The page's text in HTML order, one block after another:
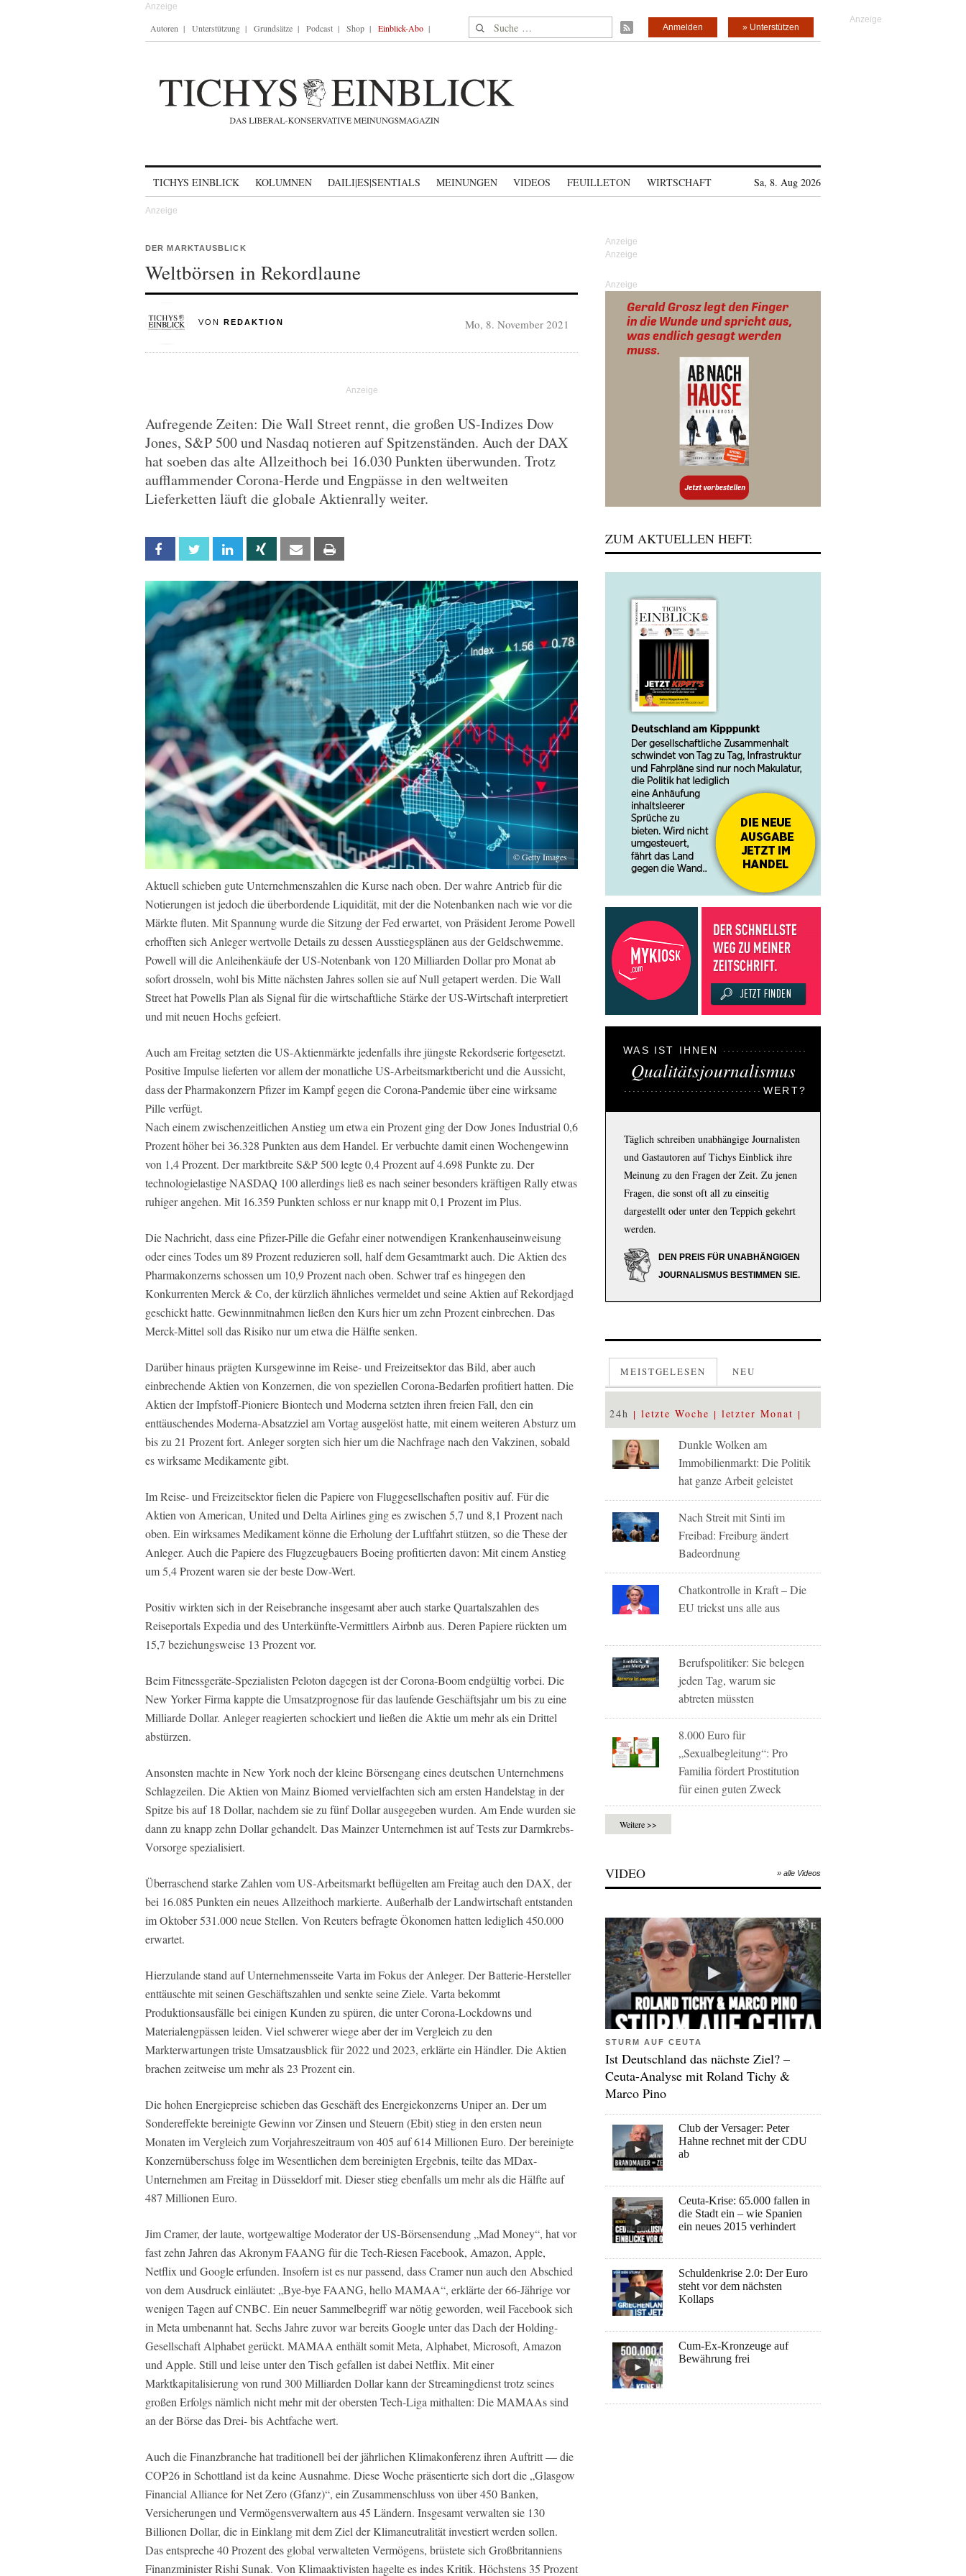
Autoren Unterstützung Grundsätze Podcast Shop Einblick-Abo Suche nach: » Unterstützen
Anmelden
TICHYS EINBLICK KOLUMNEN DAILI|ES|SENTIALS MEINUNGEN VIDEOS FEUILLETON WIRTSCHAFT Sa, 8. Aug 2026
DER MARKTAUSBLICK
Weltbörsen in Rekordlaune
VON REDAKTION Mo, 8. November 2021
Aufregende Zeiten: Die Wall Street rennt, die großen US-Indizes Dow
Jones, S&P 500 und Nasdaq notieren auf Spitzenständen. Auch der DAX
hat soeben das alte Allzeithoch bei 16.030 Punkten überwunden. Trotz
aufflammender Corona-Herde und Engpässe in den weltweiten
Lieferketten läuft die globale Aktienrally weiter.
Facebook Twitter Linkedin Xing Email
© Getty Images
Aktuell schieben gute Unternehmenszahlen die Kurse nach oben. Der wahre Antrieb für die
Notierungen ist jedoch die überbordende Liquidität, mit der die Notenbanken nach wie vor die
Märkte fluten. Mit Spannung wurde die Sitzung der Fed erwartet, von Präsident Jerome Powell
erhofften sich Anleger wertvolle Details zu dessen Ausstiegsplänen aus der Geldschwemme.
Powell will die Anleihenkäufe der US-Notenbank von 120 Milliarden Dollar pro Monat ab
sofort drosseln, wohl bis Mitte nächsten Jahres sollen sie auf Null getapert werden. Die Wall
Street hat Powells Plan als Signal für die wirtschaftliche Stärke der US-Wirtschaft interpretiert
und mit neuen Hochs gefeiert.
Auch am Freitag setzten die US-Aktienmärkte jedenfalls ihre jüngste Rekordserie fortgesetzt.
Positive Impulse lieferten vor allem der monatliche US-Arbeitsmarktbericht und die Aussicht,
dass der Pharmakonzern Pfizer im Kampf gegen die Corona-Pandemie über eine wirksame
Pille verfügt.
Nach einem zwischenzeitlichen Anstieg um etwa ein Prozent ging der Dow Jones Industrial 0,6
Prozent höher bei 36.328 Punkten aus dem Handel. Er verbuchte damit einen Wochengewinn
von 1,4 Prozent. Der marktbreite S&P 500 legte 0,4 Prozent auf 4.698 Punkte zu. Der
technologielastige NASDAQ 100 allerdings ließ es nach seiner besonders kräftigen Rally etwas
ruhiger angehen. Mit 16.359 Punkten schloss er nur knapp mit 0,1 Prozent im Plus.
Die Nachricht, dass eine Pfizer-Pille die Gefahr einer notwendigen Krankenhauseinweisung
oder eines Todes um 89 Prozent reduzieren soll, half dem Gesamtmarkt auch. Die Aktien des
Pharmakonzerns schossen um 10,9 Prozent nach oben. Schwer traf es hingegen den
Konkurrenten Merck & Co, der kürzlich ähnliches vermeldet und seine Aktien auf Rekordjagd
geschickt hatte. Gewinnmitnahmen ließen den Kurs hier um zehn Prozent einbrechen. Das
Merck-Mittel soll das Risiko nur um etwa die Hälfte senken.
Darüber hinaus prägten Kursgewinne im Reise- und Freizeitsektor das Bild, aber auch
einbrechende Aktien von Konzernen, die von speziellen Corona-Bedarfen profitiert hatten. Die
Aktien der Impfstoff-Pioniere Biontech und Moderna setzten ihren freien Fall, den ein
enttäuschendes Moderna-Absatzziel am Vortag ausgelöst hatte, mit einem weiteren Absturz um
bis zu 21 Prozent fort. Anleger sorgten sich hier um die Nachfrage nach den Vakzinen, sobald
es wirksame Medikamente gibt.
Im Reise- und Freizeitsektor fielen die Papiere von Fluggesellschaften positiv auf. Für die
Aktien von American, United und Delta Airlines ging es zwischen 5,7 und 8,1 Prozent nach
oben. Ein wirksames Medikament könne die Erholung der Luftfahrt stützen, so die These der
Anleger. Auch die Papiere des Flugzeugbauers Boeing profitierten davon: Mit einem Anstieg
um 5,4 Prozent waren sie der beste Dow-Wert.
Positiv wirkten sich in der Reisebranche insgesamt aber auch starke Quartalszahlen des
Reiseportals Expedia und des Unterkünfte-Vermittlers Airbnb aus. Deren Papiere rückten um
15,7 beziehungsweise 13 Prozent vor.
Beim Fitnessgeräte-Spezialisten Peloton dagegen ist der Corona-Boom endgültig vorbei. Die
New Yorker Firma kappte die Umsatzprognose für das laufende Geschäftsjahr um bis zu eine
Milliarde Dollar. Anleger reagierten schockiert und ließen die Aktie um mehr als ein Drittel
abstürzen.
Ansonsten machte in New York noch der kleine Börsengang eines deutschen Unternehmens
Schlagzeilen. Die Aktien von Mainz Biomed vervielfachten sich am ersten Handelstag in der
Spitze bis auf 18 Dollar, nachdem sie zu fünf Dollar ausgegeben wurden. Am Ende wurden sie
dann zu knapp zehn Dollar gehandelt. Das Mainzer Unternehmen ist auf Tests zur Darmkrebs-
Vorsorge spezialisiert.
Überraschend starke Zahlen vom US-Arbeitsmarkt beflügelten am Freitag auch den DAX, der
bei 16.085 Punkten ein neues Allzeithoch markierte. Außerhalb der Landwirtschaft entstanden
im Oktober 531.000 neue Stellen. Von Reuters befragte Ökonomen hatten lediglich 450.000
erwartet.
Hierzulande stand auf Unternehmensseite Varta im Fokus der Anleger. Der Batterie-Hersteller
enttäuschte mit seinen Geschäftszahlen und senkte seine Ziele. Varta bekommt
Produktionsausfälle bei einigen Kunden zu spüren, die unter Corona-Lockdowns und
Materialengpässen leiden. Viel schwerer wiege aber der im Vergleich zu den
Markterwartungen triste Umsatzausblick für 2022 und 2023, erklärte ein Händler. Die Aktien
brachen zeitweise um mehr als 23 Prozent ein.
Die hohen Energiepreise schieben das Geschäft des Energiekonzerns Uniper an. Der um
Sondereffekte bereinigte Gewinn vor Zinsen und Steuern (Ebit) stieg in den ersten neun
Monaten im Vergleich zum Vorjahreszeitraum von 405 auf 614 Millionen Euro. Der bereinigte
Konzernüberschuss folge im Wesentlichen dem bereinigten Ergebnis, teilte das MDax-
Unternehmen am Freitag in Düsseldorf mit. Dieser stieg ebenfalls um mehr als die Hälfte auf
487 Millionen Euro.
Jim Cramer, der laute, wortgewaltige Moderator der US-Börsensendung „Mad Money“, hat vor
fast zehn Jahren das Akronym FAANG für die Tech-Riesen Facebook, Amazon, Apple,
Netflix und Google erfunden. Insofern ist es nur passend, dass Cramer nun auch den Abschied
von dem Ausdruck einläutet: „Bye-bye FAANG, hello MAMAA“, erklärte der 66-Jährige vor
wenigen Tagen auf CNBC. Ein neuer Sammelbegriff war nötig geworden, weil Facebook sich
in Meta umbenannt hat. Sechs Jahre zuvor war bereits Google unter das Dach der Holding-
Gesellschaft ­Alphabet gerückt. MAMAA enthält somit Meta, Alphabet, Microsoft, Amazon
und Apple. Still und leise unter den Tisch gefallen ist dabei Netflix. Mit einer
Marktkapitalisierung von rund 300 Milliarden Dollar kann der Streamingdienst trotz seines
großen Erfolgs nämlich nicht mehr mit der obersten Tech-Liga mithalten: Die MAMAAs sind
an der Börse das Drei- bis Achtfache wert.
Auch die Finanzbranche hat traditionell bei der jährlichen Klimakonferenz ihren Auftritt — die
COP26 in Schottland ist da keine Ausnahme. Diese Woche präsentierte sich dort die „Glasgow
Financial Alliance for Net Zero (Gfanz)“, ein Zusammenschluss von über 450 Banken,
Versicherungen und Vermögensverwaltern aus 45 Ländern. Insgesamt verwalten sie 130
Billionen Dollar, die in Einklang mit dem Ziel der Klimaneutralität investiert werden sollen.
Das entspreche 40 Prozent des global verwalteten Vermögens, brüstete sich Großbritanniens
Finanzminister Rishi Sunak. Von Klimaaktivisten hagelte es indes Kritik. Höchstens 35 Prozent
Anzeige
ZUM AKTUELLEN HEFT:
WAS IST IHNEN
Qualitätsjournalismus
WERT?
Täglich schreiben unabhängige Journalisten
und Gastautoren auf Tichys Einblick ihre
Meinung zu den Fragen der Zeit. Zu jenen
Fragen, die sonst oft all zu einseitig
dargestellt oder unter den Teppich gekehrt
werden.
DEN PREIS FÜR UNABHÄNGIGEN
JOURNALISMUS BESTIMMEN SIE.
MEISTGELESEN NEU
24h letzte Woche letzter Monat
Dunkle Wolken am
Immobilienmarkt: Die Politik
hat ganze Arbeit geleistet
Nach Streit mit Sinti im
Freibad: Freiburg ändert
Badeordnung
Chatkontrolle in Kraft – Die
EU trickst uns alle aus
Berufspolitiker: Sie belegen
jeden Tag, warum sie
abtreten müssten
8.000 Euro für
„Sexualbegleitung“: Pro
Familia fördert Prostitution
für einen guten Zweck
Weitere >>
VIDEO » alle Videos
STURM AUF CEUTA
Ist Deutschland das nächste Ziel? –
Ceuta-Analyse mit Roland Tichy &
Marco Pino
Club der Versager: Peter
Hahne rechnet mit der CDU
ab
Ceuta-Krise: 65.000 fallen in
die Stadt ein – wie Spanien
ein neues 2015 verhindert
Schuldenkrise 2.0: Der Euro
steht vor dem nächsten
Kollaps
Cum-Ex-Kronzeuge auf
Bewährung frei